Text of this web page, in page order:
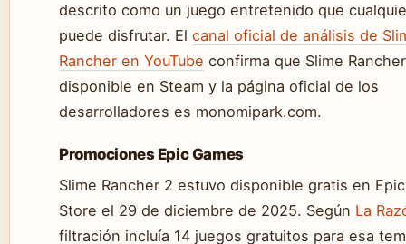
descrito como un juego entretenido que
puede disfrutar. El canal oficial de análisis de
Rancher en YouTube confirma que Slime
disponible en Steam y la página oficial de los
desarrolladores es monomipark.com.
Promociones Epic Games
Slime Rancher 2 estuvo disponible gratis en
Store el 29 de diciembre de 2025. Según La
filtración incluía 14 juegos gratuitos para esa